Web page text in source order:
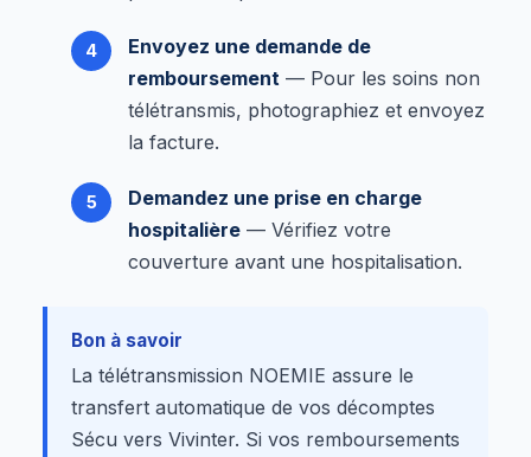
Envoyez une demande de
remboursement — Pour les soins non
télétransmis, photographiez et envoyez
la facture.
Demandez une prise en charge
hospitalière — Vérifiez votre
couverture avant une hospitalisation.
Bon à savoir
La télétransmission NOEMIE assure le
transfert automatique de vos décomptes
Sécu vers Vivinter. Si vos remboursements